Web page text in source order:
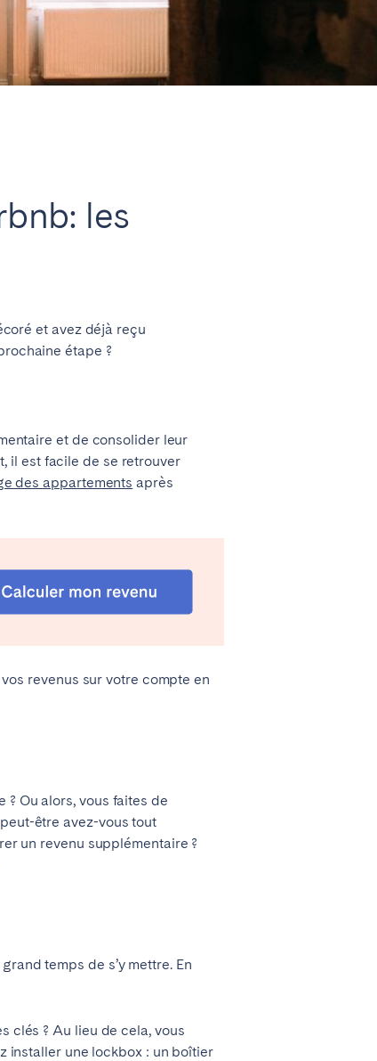
les
et avez déjà reçu
étape ?
et de consolider leur
il est facile de se retrouver
des appartements après
revenus sur votre compte en
Ou alors, vous faites de
être avez-vous tout
un revenu supplémentaire ?
temps de s’y mettre. En
clés ? Au lieu de cela, vous
installer une lockbox : un boîtier
Fermer
Évora